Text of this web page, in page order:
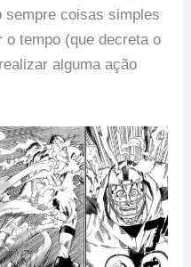
sempre coisas simples
o tempo (que decreta o
alguma ação